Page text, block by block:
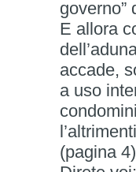
governo”
E allora
accade,
a uso
(pagina